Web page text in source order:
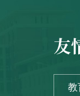
友
教